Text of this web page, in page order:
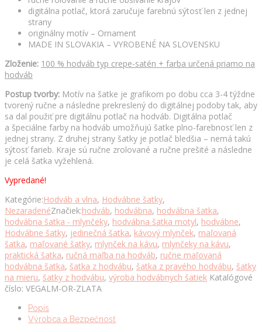
digitálna potlač, ktorá zaručuje farebnú sýtosť len z jednej
strany
originálny motív – Ornament
MADE IN SLOVAKIA – VYROBENÉ NA SLOVENSKU
Zloženie: 100 % hodváb typ crepe-satén + farba určená priamo na
hodváb
Postup tvorby: Motív na šatke je grafikom po dobu cca 3-4 týždne
tvorený ručne a následne prekreslený do digitálnej podoby tak, aby
sa dal použiť pre digitálnu potlač na hodváb. Digitálna potlač
a špeciálne farby na hodváb umožňujú šatke plno-farebnosť len z
jednej strany. Z druhej strany šatky je potlač bledšia – nemá takú
sýtosť farieb. Kraje sú ručne zrolované a ručne prešité a následne
je celá šatka vyžehlená.
Vypredané!
Kategórie:Hodváb a vlna, Hodvábne šatky,
NezaradenéZnačiek:hodváb, hodvábna, hodvábna šatka,
hodvábna šatka - mlynčeky, hodvábna šatka motyl, hodvábne,
Hodvábne šatky, jedinečná šatka, kávový mlynček, maľovaná
šatka, maľované šatky, mlynček na kávu, mlynčeky na kávu,
praktická šatka, ručná maľba na hodváb, ručne maľovaná
hodvábna šatka, šatka z hodvábu, šatka z pravého hodvábu, šatky
na mieru, šatky z hodvábu, výroba hodvábnych šatiek Katalógové
číslo: VEGALM-OR-ZLATA
Popis
Výrobca a Bezpečnosť